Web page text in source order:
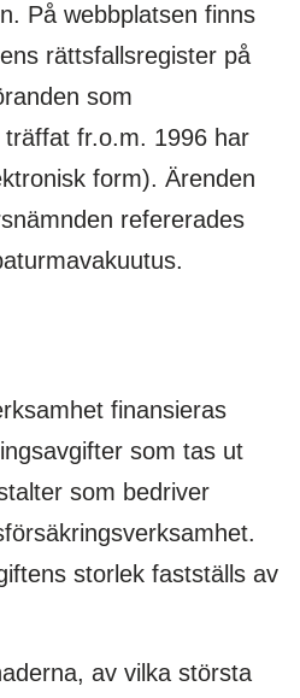
På webbplatsen finns
rättsfallsregister på
som
träffat fr.o.m. 1996 har
form). Ärenden
refererades
finansieras
som tas ut
som bedriver
storlek fastställs av
av vilka största